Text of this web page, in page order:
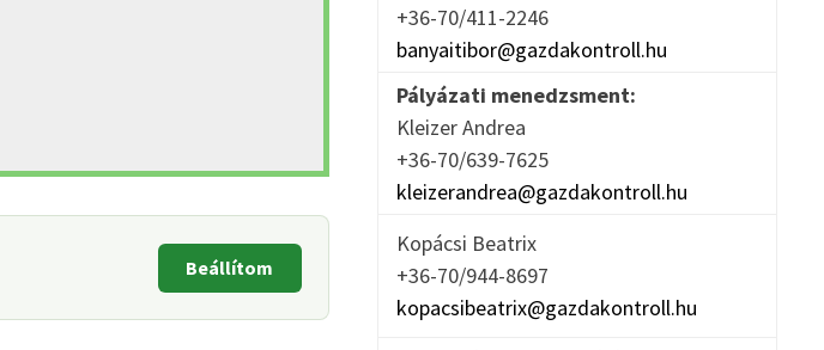
Beállítom
+36-70/411-2246
banyaitibor@gazdakontroll.hu
Pályázati menedzsment:
Kleizer Andrea
+36-70/639-7625
kleizerandrea@gazdakontroll.hu
Kopácsi Beatrix
+36-70/944-8697
kopacsibeatrix@gazdakontroll.hu